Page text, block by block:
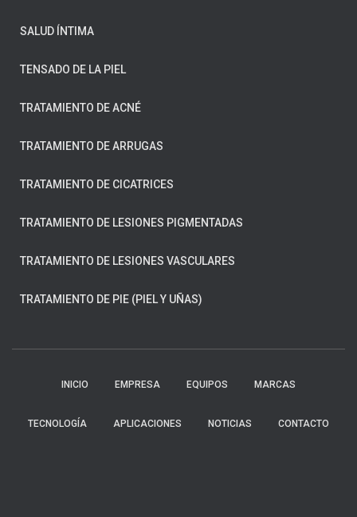
SALUD ÍNTIMA
TENSADO DE LA PIEL
TRATAMIENTO DE ACNÉ
TRATAMIENTO DE ARRUGAS
TRATAMIENTO DE CICATRICES
TRATAMIENTO DE LESIONES PIGMENTADAS
TRATAMIENTO DE LESIONES VASCULARES
TRATAMIENTO DE PIE (PIEL Y UÑAS)
INICIO EMPRESA EQUIPOS MARCAS
TECNOLOGÍA APLICACIONES NOTICIAS CONTACTO